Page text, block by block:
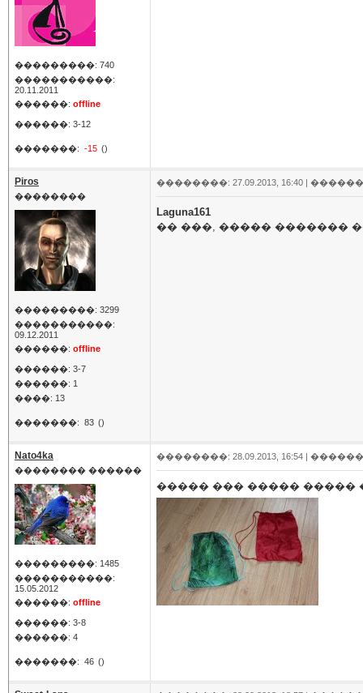
���������: 740
�����������:
20.11.2011
������: offline
������: 3-12
�������: -15 ()
Piros
��������
���������: 3299
�����������:
09.12.2011
������: offline
������: 3-7
������: 1
����: 13
�������: 83 ()
��������: 27.09.2013, 16:40 |
Laguna161
�� ���, ����� �������
Nato4ka
�������� ������
���������: 1485
�����������:
15.05.2012
������: offline
������: 3-8
������: 4
�������: 46 ()
��������: 28.09.2013, 16:54 |
����� ��� ����� �����